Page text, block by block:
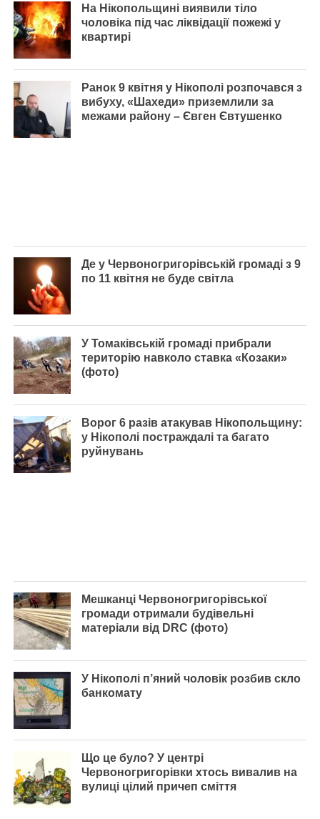
На Нікопольщині виявили тіло
чоловіка під час ліквідації пожежі у
квартирі
Ранок 9 квітня у Нікополі розпочався з
вибуху, «Шахеди» приземлили за
межами району – Євген Євтушенко
Де у Червоногригорівській громаді з 9
по 11 квітня не буде світла
У Томаківській громаді прибрали
територію навколо ставка «Козаки»
(фото)
Ворог 6 разів атакував Нікопольщину:
у Нікополі постраждалі та багато
руйнувань
Мешканці Червоногригорівської
громади отримали будівельні
матеріали від DRC (фото)
У Нікополі п’яний чоловік розбив скло
банкомату
Що це було? У центрі
Червоногригорівки хтось вивалив на
вулиці цілий причеп сміття